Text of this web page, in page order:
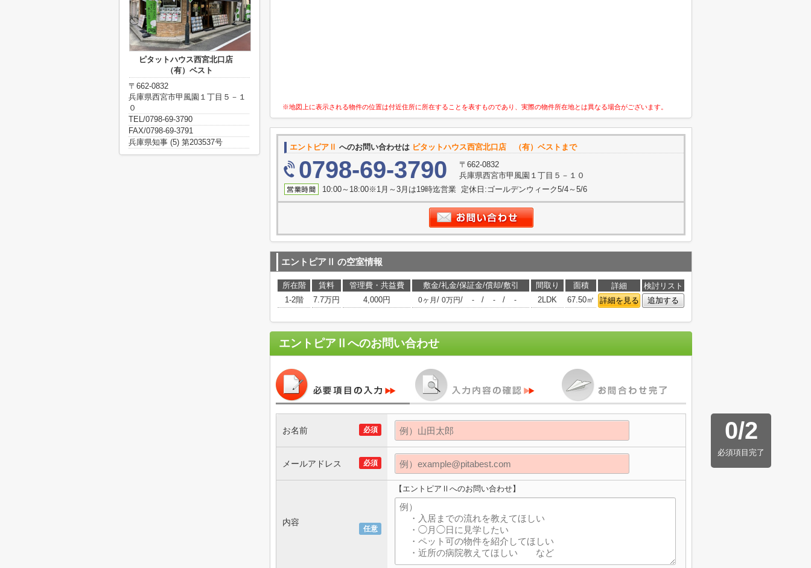
※地図上に表示される物件の位置は付近住所に所在することを表すものであり、実際の物件所在地とは異なる場合がございます。
エントピアⅡ へのお問い合わせは ピタットハウス西宮北口店 （有）ベストまで
0798-69-3790
〒662-0832
兵庫県西宮市甲風園１丁目５－１０
10:00～18:00※1月～3月は19時迄営業 定休日:ゴールデンウィーク5/4～5/6
エントピアⅡ の空室情報
所在階 賃料 管理費・共益費 敷金/礼金/保証金/償却/敷引 間取り 面積 詳細
検討リスト
1-2階
7.7万円 4,000円 0ヶ月 / 0万円/ - / - / - 2LDK 67.50㎡ 詳細を見る 追加する
エントピアⅡ へのお問い合わせ
0/2
必須項目完了
必須
お名前
必須
メールアドレス
任意
内容
【エントピアⅡへのお問い合わせ】
ピタットハウス西宮北口店
（有）ベスト
〒662-0832
兵庫県西宮市甲風園１丁目５－１
０
TEL/0798-69-3790
FAX/0798-69-3791
兵庫県知事 (5) 第203537号